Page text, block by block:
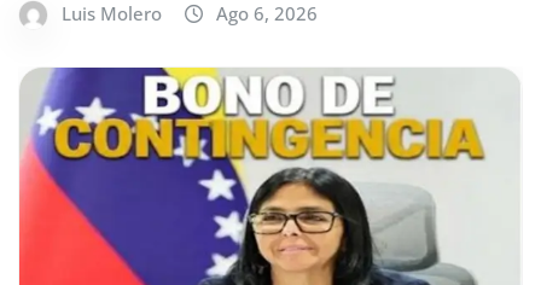
Luis Molero Ago 6, 2026